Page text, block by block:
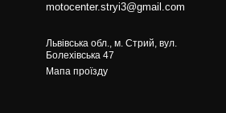
motocenter.stryi3@gmail.com
Львівська обл., м. Стрий, вул.
Болехівська 47
Мапа проїзду